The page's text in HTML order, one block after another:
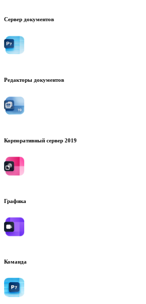
Сервер документов
Редакторы документов
Корпоративный сервер 2019
Графика
Команда